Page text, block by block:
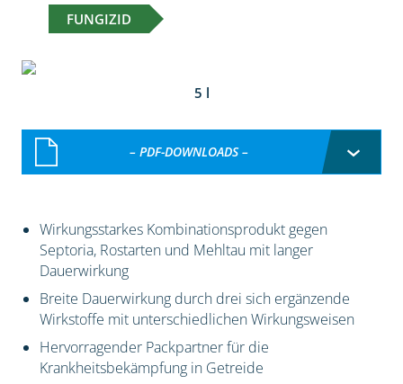
FUNGIZID
5 l
– PDF-DOWNLOADS –
Wirkungsstarkes Kombinationsprodukt gegen
Septoria, Rostarten und Mehltau mit langer
Dauerwirkung
Breite Dauerwirkung durch drei sich ergänzende
Wirkstoffe mit unterschiedlichen Wirkungsweisen
Hervorragender Packpartner für die
Krankheitsbekämpfung in Getreide